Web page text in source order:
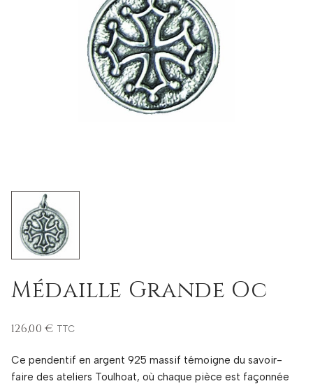
Médaille Grande Oc
126,00 € TTC
Ce pendentif en argent 925 massif témoigne du savoir-
faire des ateliers Toulhoat, où chaque pièce est façonnée